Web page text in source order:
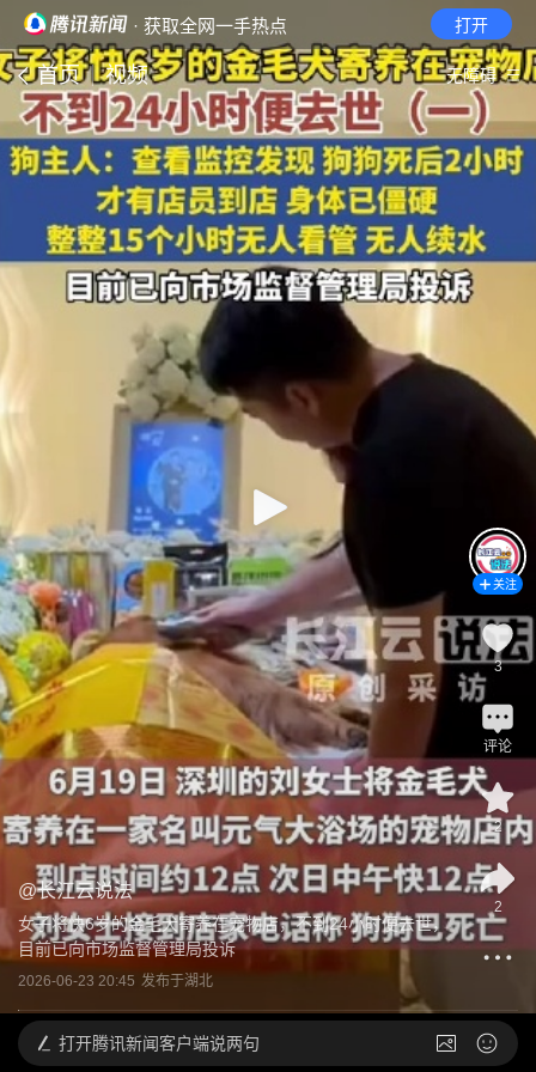
· 获取全网一手热点 打开
首页 视频 无障碍
@长江云说法
女子将快6岁的金毛犬寄养在宠物店，不到24小时便去世，
目前已向市场监督管理局投诉
2026-06-23 20:45 发布于湖北
关注
3
评论
2
2
打开腾讯新闻客户端说两句